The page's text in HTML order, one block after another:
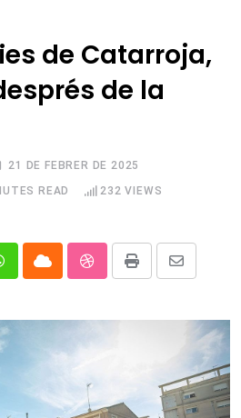
de Catarroja,
de la
21 DE FEBRER DE 2025
READ 232 VIEWS
Cloud StumbleUpon
Print
Share
Email